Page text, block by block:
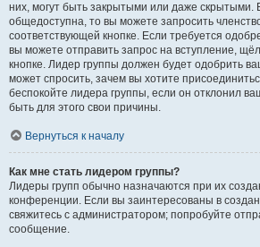
них, могут быть закрытыми или даже скрытыми.
общедоступна, то вы можете запросить
соответствующей кнопке. Если требуется
вы можете отправить запрос на вступление,
кнопке. Лидер группы должен будет одобрить
может спросить, зачем вы хотите
беспокойте лидера группы, если он отклонил
быть для этого свои причины.
Вернуться к началу
Как мне стать лидером группы?
Лидеры групп обычно назначаются при их
конференции. Если вы заинтересованы в
свяжитесь с администратором; попробуйте
сообщение.